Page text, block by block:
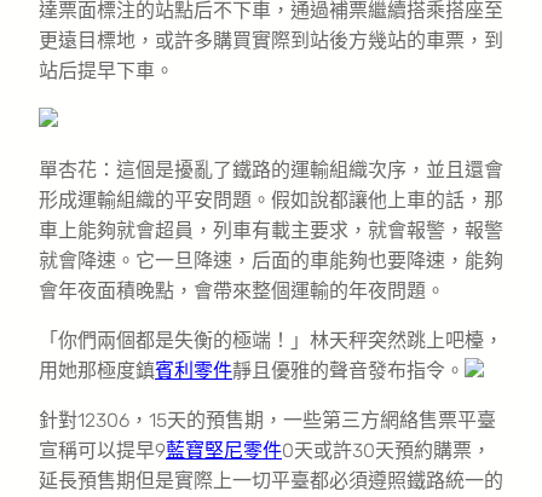
達票面標注的站點后不下車，通過補票繼續搭乘搭座至
更遠目標地，或許多購買實際到站後方幾站的車票，到
站后提早下車。
單杏花：這個是擾亂了鐵路的運輸組織次序，並且還會
形成運輸組織的平安問題。假如說都讓他上車的話，那
車上能夠就會超員，列車有載主要求，就會報警，報警
就會降速。它一旦降速，后面的車能夠也要降速，能夠
會年夜面積晚點，會帶來整個運輸的年夜問題。
「你們兩個都是失衡的極端！」林天秤突然跳上吧檯，
用她那極度鎮賓利零件靜且優雅的聲音發布指令。
針對12306，15天的預售期，一些第三方網絡售票平臺
宣稱可以提早9藍寶堅尼零件0天或許30天預約購票，
延長預售期但是實際上一切平臺都必須遵照鐵路統一的